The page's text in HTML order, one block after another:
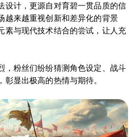
设计，更源自对育碧一贯品质的信
越来越重视创新和差异化的背景
素与现代技术结合的尝试，让人充
，粉丝们纷纷猜测角色设定、战斗
彰显出极高的热情与期待。